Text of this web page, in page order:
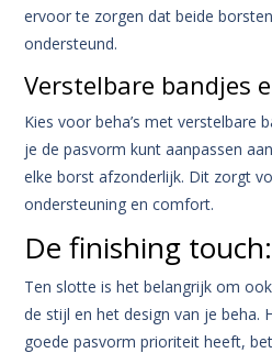
ervoor te zorgen dat beide
ondersteund.
Verstelbare bandjes
Kies voor beha’s met verstelbare
je de pasvorm kunt aanpassen
elke borst afzonderlijk. Dit zorgt
ondersteuning en comfort.
De finishing
Ten slotte is het belangrijk om
de stijl en het design van je beha.
goede pasvorm prioriteit heeft,